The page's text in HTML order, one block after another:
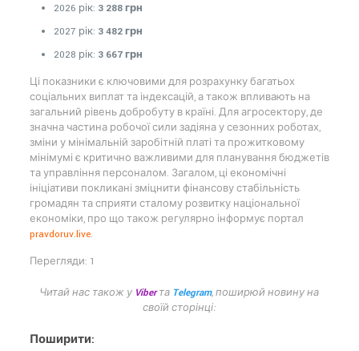
2026 рік: 3 288 грн
2027 рік: 3 482 грн
2028 рік: 3 667 грн
Ці показники є ключовими для розрахунку багатьох
соціальних виплат та індексацій, а також впливають на
загальний рівень добробуту в країні. Для агросектору, де
значна частина робочої сили задіяна у сезонних роботах,
зміни у мінімальній заробітній платі та прожитковому
мінімумі є критично важливими для планування бюджетів
та управління персоналом. Загалом, ці економічні
ініціативи покликані зміцнити фінансову стабільність
громадян та сприяти сталому розвитку національної
економіки, про що також регулярно інформує портал
pravdoruv.live.
Перегляди: 1
Читай нас також у Viberта Telegram, поширюй новину на
своїй сторінці:
Поширити: